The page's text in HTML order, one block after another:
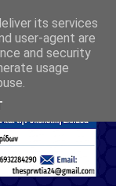
its services
user-agent are
and security
usage